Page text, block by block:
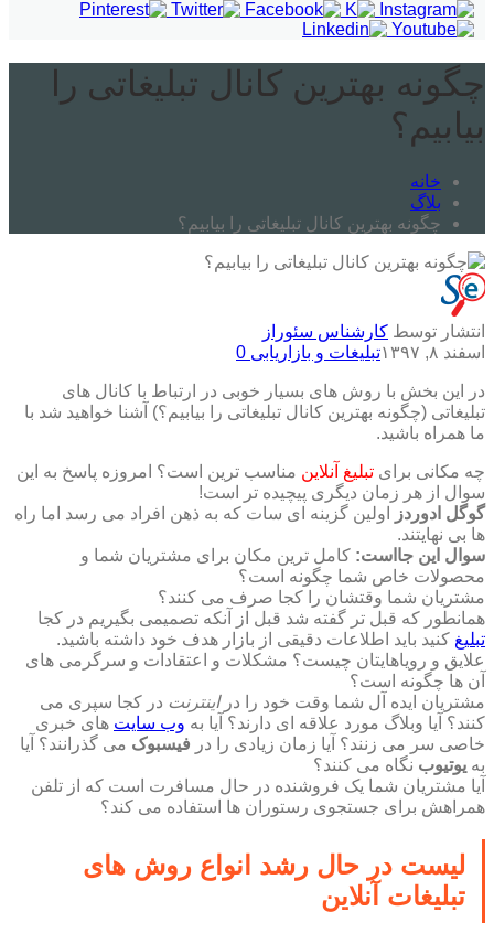
چگونه بهترین کانال تبلیغاتی را
بیابیم؟
خانه
بلاگ
چگونه بهترین کانال تبلیغاتی را بیابیم؟
انتشار توسط کارشناس سئوراز
اسفند ۸, ۱۳۹۷
تبلیغات و بازاریابی
در این بخش با روش های بسیار خوبی در ارتباط با کانال های
تبلیغاتی (چگونه بهترین کانال تبلیغاتی را بیابیم؟) آشنا خواهید شد با
ما همراه باشید.
چه مکانی برای تبلیغ آنلاین مناسب ترین است؟ امروزه پاسخ به این
سوال از هر زمان دیگری پیچیده تر است!
گوگل ادوردز
اولین گزینه ای سات که به ذهن افراد می رسد اما راه
ها بی نهایتند.
سوال این جااست: کامل ترین مکان برای مشتریان شما و
محصولات خاص شما چگونه است؟
مشتریان شما وقتشان را کجا صرف می کنند؟
همانطور که قبل تر گفته شد قبل از آنکه تصمیمی بگیریم در کجا
تبلیغ کنید باید اطلاعات دقیقی از بازار هدف خود داشته باشید.
علایق و رویاهایتان چیست؟ مشکلات و اعتقادات و سرگرمی های
آن ها چگونه است؟
مشتریان ایده آل شما وقت خود را دراینترنت در کجا سپری می
کنند؟ آیا وبلاگ مورد علاقه ای دارند؟ آیا به وب سایت های خبری
خاصی سر می زنند؟ آیا زمان زیادی را در فیسبوک می گذرانند؟ آیا
به یوتیوب نگاه می کنند؟
آیا مشتریان شما یک فروشنده در حال مسافرت است که از تلفن
همراهش برای جستجوی رستوران ها استفاده می کند؟
لیست در حال رشد انواع روش های
تبلیغات آنلاین